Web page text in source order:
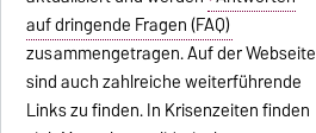
auf dringende Fragen (FAQ)
zusammengetragen. Auf der Webseite
sind auch zahlreiche weiterführende
Links zu finden. In Krisenzeiten finden